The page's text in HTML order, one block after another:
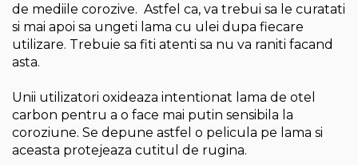
de mediile corozive. Astfel ca, va trebui sa le curatati
si mai apoi sa ungeti lama cu ulei dupa fiecare
utilizare. Trebuie sa fiti atenti sa nu va raniti facand
asta.
Unii utilizatori oxideaza intentionat lama de otel
carbon pentru a o face mai putin sensibila la
coroziune. Se depune astfel o pelicula pe lama si
aceasta protejeaza cutitul de rugina.